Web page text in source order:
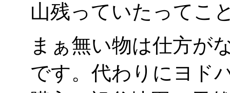
山残っていたってこ
まぁ無い物は仕方が
です。代わりにヨド